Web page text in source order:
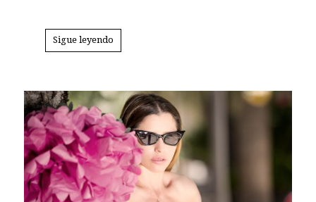
Sigue leyendo